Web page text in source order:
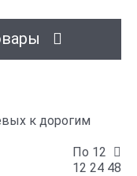
к дорогим
По 12
12 24 48